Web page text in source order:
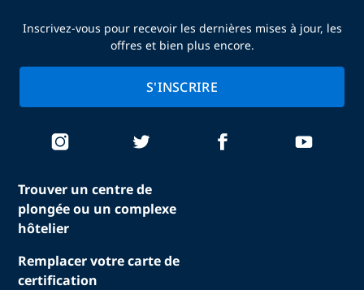
Trouver un centre de
plongée ou un complexe
hôtelier
Remplacer votre carte de
certification
Inscrivez-vous pour recevoir les dernières mises à jour, les
offres et bien plus encore.
S'INSCRIRE